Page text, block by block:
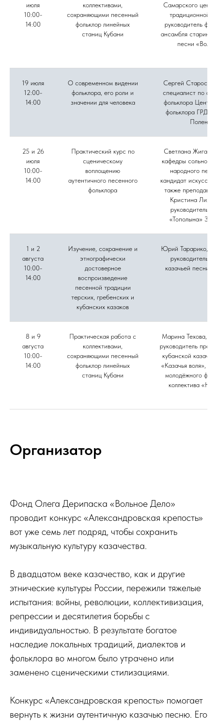
июля
10:00-
14:00
коллективами,
сохраняющими песенный
фольклор линейных
станиц Кубани
Самарского
традиционной
руководитель
ансамбля
песни
19 июля
12:00-
14:00
О современном видении
фольклора, его роли и
значении для человека
Сергей
специалист по
фольклора Центра
фольклора
Поленова
25 и 26
июля
10:00-
14:00
Практический курс по
сценическому
воплощению
аутентичного песенного
фольклора
Светлана
кафедры сольного
народного
кандидат
также
Кристина
руководитель
«Тополына» Зоя
1 и 2
августа
10:00-
14:00
Изучение, сохранение и
этнографически
достоверное
воспроизведение
песенной традиции
терских, гребенских и
кубанских казаков
Юрий Тарарико,
руководитель
казачьей песни
8 и 9
августа
10:00-
14:00
Практическая работа с
коллективами,
сохраняющими песенный
фольклор линейных
станиц Кубани
Марина Техова,
руководитель
кубанской
«Казачья воля»,
молодёжного
коллектива
Организатор
Фонд Олега Дерипаска «Вольное Дело»
проводит конкурс «Александровская крепость»
вот уже семь лет подряд, чтобы сохранить
музыкальную культуру казачества.
В двадцатом веке казачество, как и другие
этнические культуры России, пережили тяжелые
испытания: войны, революции, коллективизация,
репрессии и десятилетия борьбы с
индивидуальностью. В результате богатое
наследие локальных традиций, диалектов и
фольклора во многом было утрачено или
заменено сценическими стилизациями.
Конкурс «Александровская крепость» помогает
вернуть к жизни аутентичную казачью песню. Его